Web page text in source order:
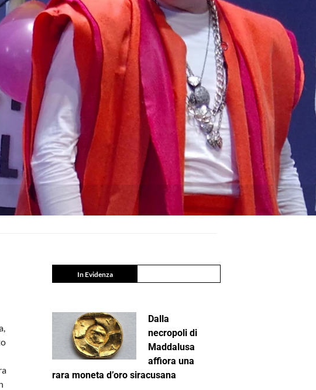
In Evidenza
Dalla
necropoli di
Maddalusa
affiora una
rara moneta d’oro siracusana